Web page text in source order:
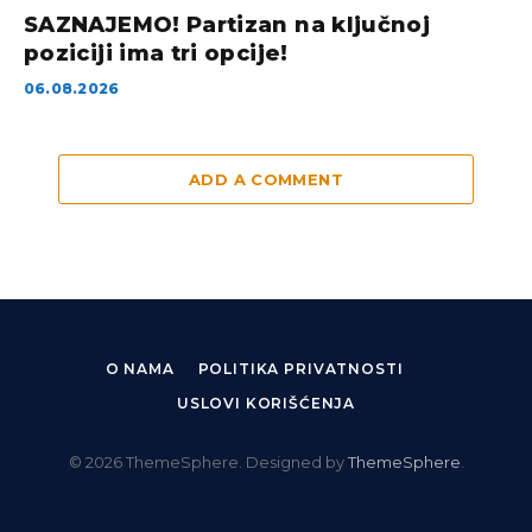
SAZNAJEMO! Partizan na ključnoj
poziciji ima tri opcije!
06.08.2026
ADD A COMMENT
O NAMA
POLITIKA PRIVATNOSTI
USLOVI KORIŠĆENJA
© 2026 ThemeSphere. Designed byThemeSphere